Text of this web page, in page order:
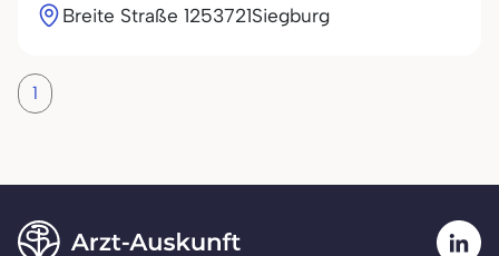
Breite Straße 1253721Siegburg
1